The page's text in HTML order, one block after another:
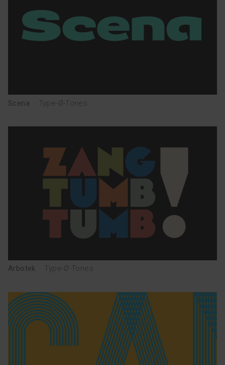
Scena Type-Ø-Tones
Arbotek Type-Ø-Tones